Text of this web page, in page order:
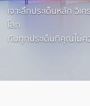
เจาะลึกประเด็นหลัก วิ
โลก
กับทุกประเด็นที่คุณไม่